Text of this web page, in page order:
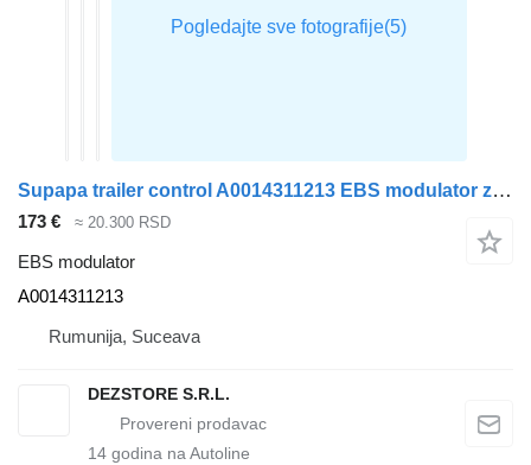
Supapa trailer control A0014311213 EBS modulator za Mercedes-Benz ACTROS MP4 tegljača
173 € ≈ 20.300 RSD
EBS modulator
A0014311213
Rumunija, Suceava
DEZSTORE S.R.L.
14 godina na Autoline